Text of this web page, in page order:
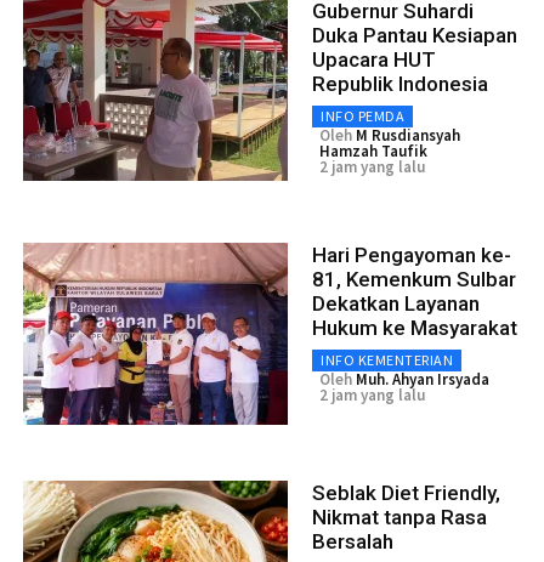
Gubernur Suhardi
Duka Pantau Kesiapan
Upacara HUT
Republik Indonesia
INFO PEMDA
Oleh M Rusdiansyah
Hamzah Taufik
2 jam yang lalu
Hari Pengayoman ke-
81, Kemenkum Sulbar
Dekatkan Layanan
Hukum ke Masyarakat
INFO KEMENTERIAN
Oleh Muh. Ahyan Irsyada
2 jam yang lalu
Seblak Diet Friendly,
Nikmat tanpa Rasa
Bersalah